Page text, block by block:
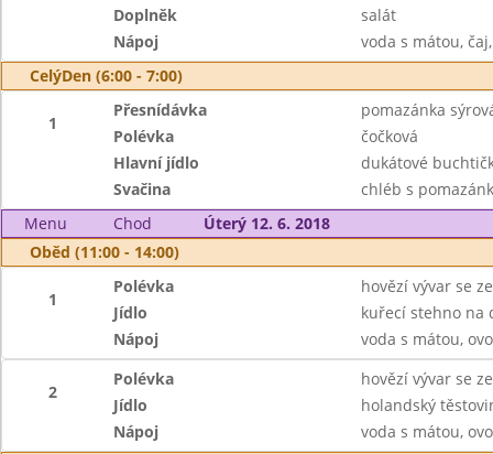
Doplněk
salát
Nápoj
voda s mátou,
CelýDen (6:00 - 7:00)
1
Přesnídávka
pomazánka
Polévka
čočková
Hlavní jídlo
dukátové
Svačina
chléb s
Menu
Chod
Úterý 12. 6. 2018
Oběd (11:00 - 14:00)
1
Polévka
hovězí vývar se
Jídlo
kuřecí stehno na
Nápoj
voda s mátou,
2
Polévka
hovězí vývar se
Jídlo
holandský
Nápoj
voda s mátou,